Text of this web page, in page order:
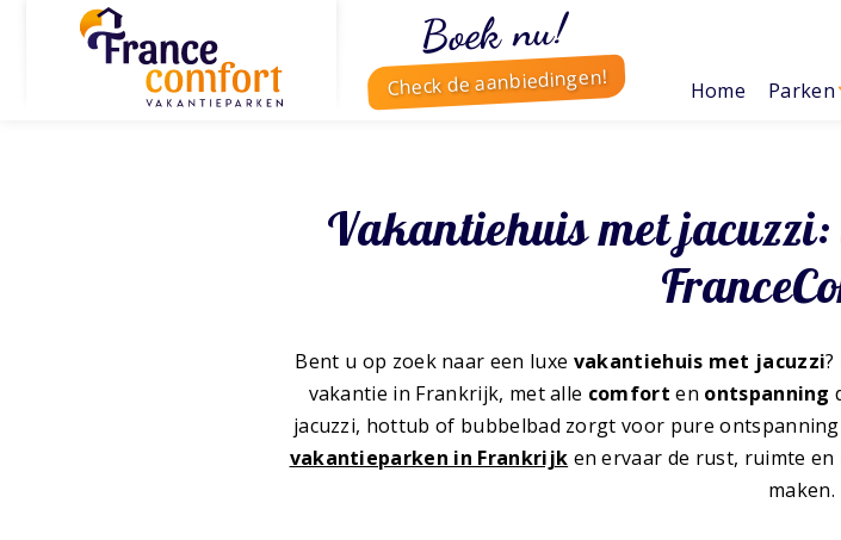
Boek nu!
Check de aanbiedingen! Home Parken
Vakantiehuis met
Bent u op zoek naar een luxe vakantiehuis met jacuzzi
vakantie in Frankrijk, met alle comfort en ontspanning
jacuzzi, hottub of bubbelbad zorgt voor pure
vakantieparken in Frankrijk en ervaar de rust, ruimte
maken.